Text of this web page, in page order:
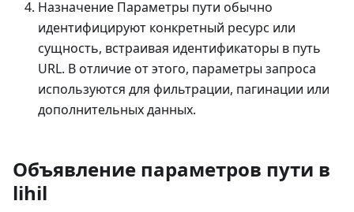
Назначение Параметры пути обычно
идентифицируют конкретный ресурс или
сущность, встраивая идентификаторы в путь
URL. В отличие от этого, параметры запроса
используются для фильтрации, пагинации или
дополнительных данных.
Объявление параметров пути в
lihil